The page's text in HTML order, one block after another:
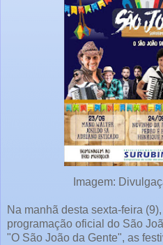
Imagem:
Na manhã desta sexta-feira
programação oficial do São
"O São João da Gente", as